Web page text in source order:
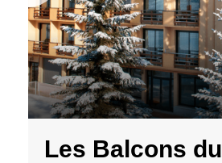
Les Balcons du
liens
de
désinscription
ou
en
écrivant
à
RGPD@vtf-